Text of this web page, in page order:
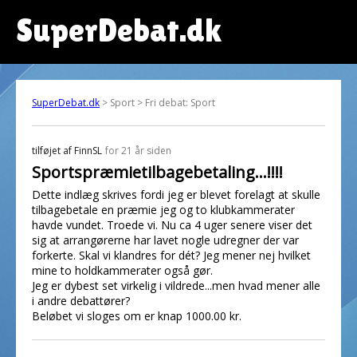
SuperDebat.dk
SuperDebat.dk > Sport > Fri debat: Sport
tilføjet af FinnSL for 21 år siden
Sportspræmietilbagebetaling...!!!!
Dette indlæg skrives fordi jeg er blevet forelagt at skulle
tilbagebetale en præmie jeg og to klubkammerater
havde vundet. Troede vi. Nu ca 4 uger senere viser det
sig at arrangørerne har lavet nogle udregner der var
forkerte. Skal vi klandres for dét? Jeg mener nej hvilket
mine to holdkammerater også gør.
Jeg er dybest set virkelig i vildrede...men hvad mener alle
i andre debattører?
Beløbet vi sloges om er knap 1000.00 kr.